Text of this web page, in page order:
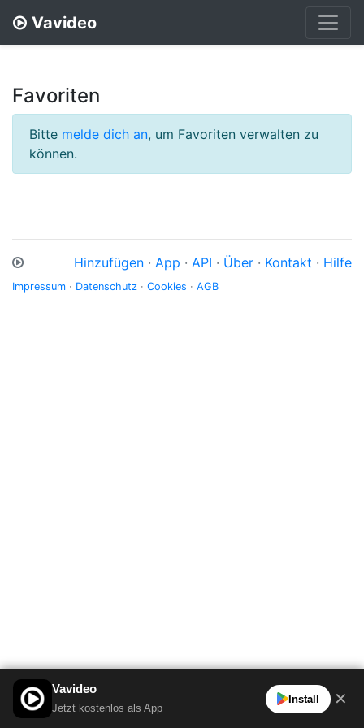
Vavideo
Favoriten
Bitte melde dich an, um Favoriten verwalten zu
können.
Hinzufügen · App · API · Über · Kontakt · Hilfe
Impressum · Datenschutz · Cookies · AGB
Vavideo
Jetzt kostenlos als App
Install ✕